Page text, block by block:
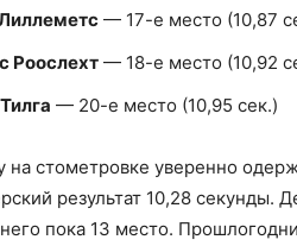
— 17-е место (10,87
Роослехт — 18-е место (10,92
— 20-е место (10,95 сек.)
на стометровке уверенно
результат 10,28
пока 13 место.